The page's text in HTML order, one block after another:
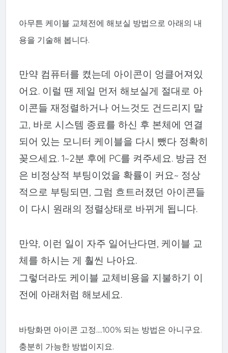
아무튼 케이블 교체전에 해보실 방법으로 아래의 내
용을 기술해 봅니다.
만약 컴퓨터를 켰는데 아이콘이 엉클어져있
어요. 이럴 땐 제일 먼저 해보실게 절대로 아
이콘들 재정렬하거나 어느것도 건드리지 말
고, 바로 시스템 종료를 하신 후 본체에 연결
되어 있는 모니터 케이블을 다시 뺐다 정확히
꽂으세요. 1~2분 후에 PC를 켜주세요. 방금 전
은 비정상적 부팅이었을 확률이 커요~ 정상
적으로 부팅되면, 그럼 흐트러졌던 아이콘들
이 다시 원래의 정렬상태로 바뀌게 됩니다.
만약, 이런 일이 자주 일어난다면, 케이블 교
체를 하시는 게 훨씬 나아요.
그렇더라도 케이블 교체비용을 지불하기 이
전에 아래처럼 해보세요.
바탕화면 아이콘 고정....100% 되는 방법은 아니구요.
충분히 가능한 방법이지요.